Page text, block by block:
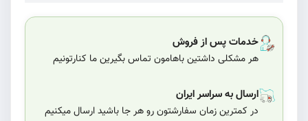
خدمات پس از فروش
هر مشکلی داشتین باهامون تماس بگیرین ما کنارتونیم
ارسال به سراسر ایران
در کمترین زمان سفارشتون رو هر جا باشید ارسال میکنیم